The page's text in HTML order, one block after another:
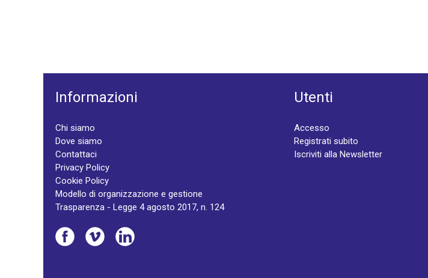
Informazioni
Chi siamo
Dove siamo
Contattaci
Privacy Policy
Cookie Policy
Modello di organizzazione e gestione
Trasparenza - Legge 4 agosto 2017, n. 124
Utenti
Accesso
Registrati subito
Iscriviti alla Newsletter